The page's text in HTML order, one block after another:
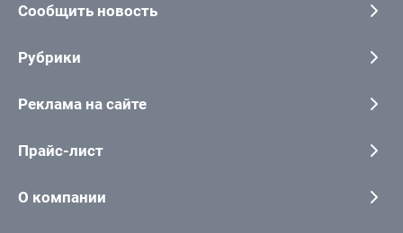
Сообщить новость
Рубрики
Реклама на сайте
Прайс-лист
О компании